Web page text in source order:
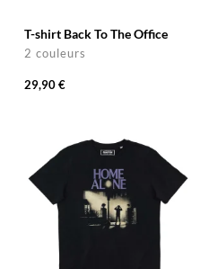
T-shirt Back To The Office
2 couleurs
29,90 €